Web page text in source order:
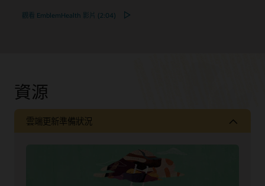
觀看 EmblemHealth 影片 (2:04)
資源
雲端更新準備狀況